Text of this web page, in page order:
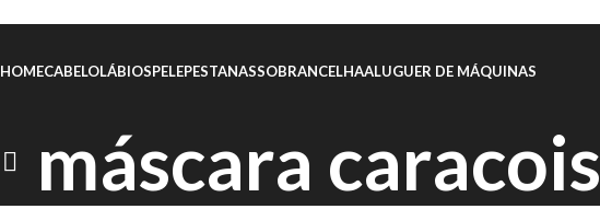
HOMECABELOLÁBIOSPELEPESTANASSOBRANCELHAALUGUER DE MÁQUINAS
máscara caracois